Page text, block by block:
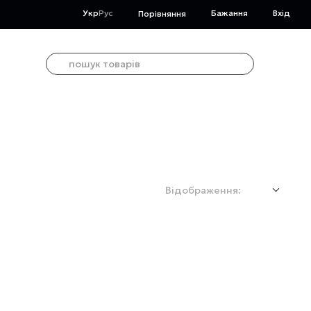
УкрРус Порівняння Бажання Вхід
Відображення: